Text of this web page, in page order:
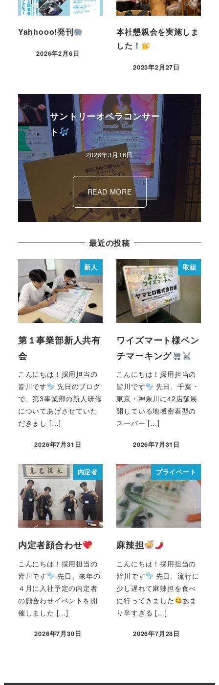
Yahhooo!発刊
2026年2月6日
本社懇親会を実施しま
した！
2023年2月27日
サントリーオペラコンサー
ト
2026年3月16日
READ MORE
最近の投稿
新人
第１事業部新人共有
会
こんにちは！採用担当の
皆川です
先日のブログ
で、第3事業部の新人研修
についてあげさせていた
だきまし […]
2026年7月31日
取組
ワイズマート様ベン
チマーキング
こんにちは！採用担当の
皆川です
先日、千葉・
東京・神奈川に42店舗展
開している地域密着型の
スーパー […]
2026年7月31日
内定者
内定者顔合わせ
こんにちは！採用担当の
皆川です
先日、来年の
４月に入社予定の内定者
の顔合わせイベントを開
催しました […]
2026年7月30日
プライベート
麻辣担
こんにちは！採用担当の
皆川です
先日、流行に
少し遅れて麻辣担を食べ
に行ってきました
あま
り辛すぎる […]
2026年7月28日